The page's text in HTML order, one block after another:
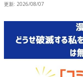
更新: 2026/08/07